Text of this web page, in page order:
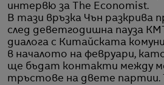
интервю за The Economist.
В тази връзка Чън разкрива
след деветгодишна пауза
диалога с Китайската
в началото на февруари,
ще бъдат контакти между
тръстове на двете партии.